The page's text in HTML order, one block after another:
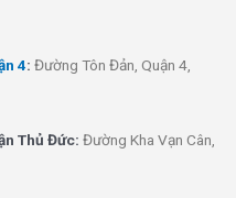
4: Đường Tôn Đản, Quận 4,
Thủ Đức: Đường Kha Vạn Cân,